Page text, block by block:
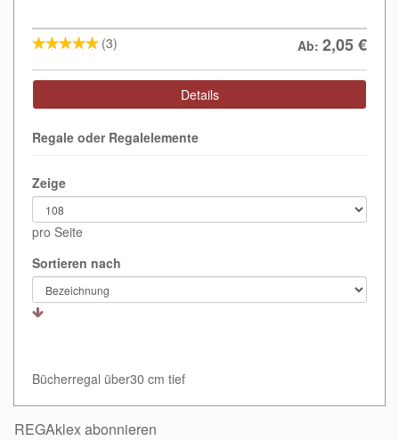
(3) Ab: 2,05€
Details
Regale oder Regalelemente
Zeige
pro Seite
Sortieren nach
Bücherregal über30 cm tief
REGAklex abonnieren